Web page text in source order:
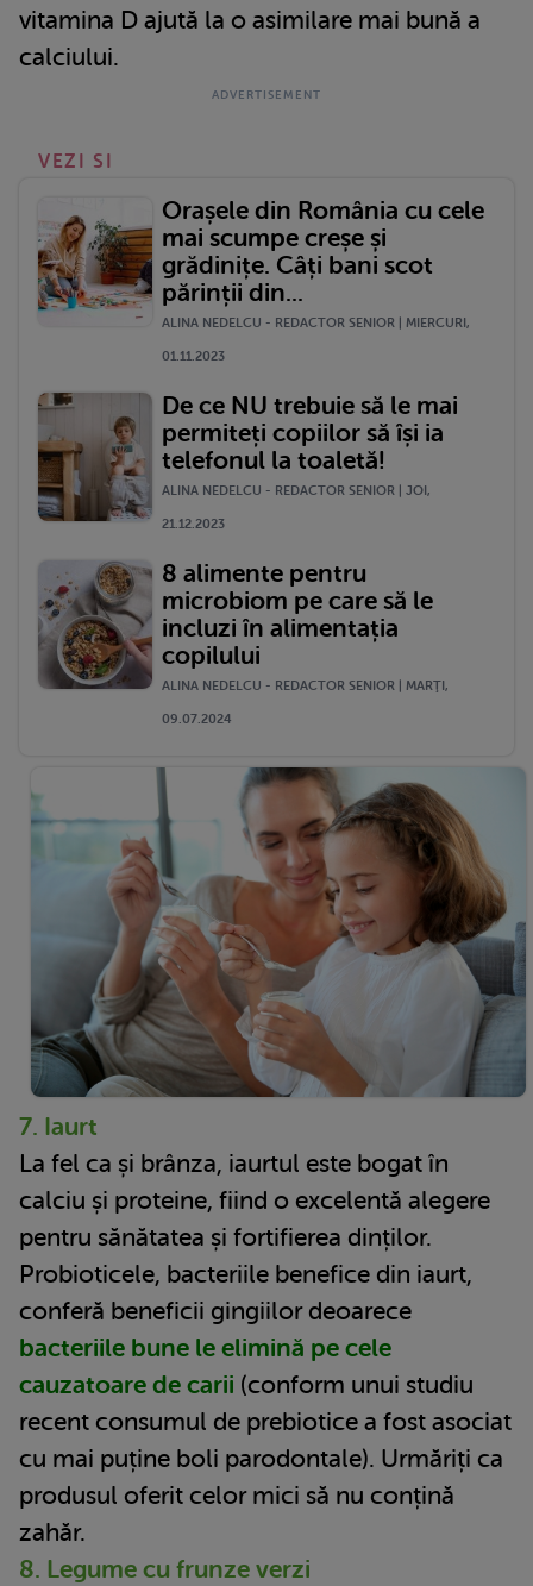
vitamina D ajută la o asimilare mai bună a
calciului.
VEZI SI
Orașele din România cu cele
mai scumpe creșe și
grădinițe. Câți bani scot
părinții din...
ALINA NEDELCU - REDACTOR SENIOR | MIERCURI,
01.11.2023
De ce NU trebuie să le mai
permiteți copiilor să își ia
telefonul la toaletă!
ALINA NEDELCU - REDACTOR SENIOR | JOI,
21.12.2023
8 alimente pentru
microbiom pe care să le
incluzi în alimentația
copilului
ALINA NEDELCU - REDACTOR SENIOR | MARŢI,
09.07.2024
7. Iaurt
La fel ca și brânza, iaurtul este bogat în
calciu și proteine, fiind o excelentă alegere
pentru sănătatea și fortifierea dinților.
Probioticele, bacteriile benefice din iaurt,
conferă beneficii gingiilor deoarece
bacteriile bune le elimină pe cele
cauzatoare de carii (conform unui studiu
recent consumul de prebiotice a fost asociat
cu mai puține boli parodontale). Urmăriți ca
produsul oferit celor mici să nu conțină
zahăr.
8. Legume cu frunze verzi